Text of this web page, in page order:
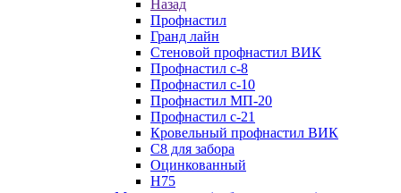
Назад
Профнастил
Гранд лайн
Стеновой профнастил ВИК
Профнастил с-8
Профнастил с-10
Профнастил МП-20
Профнастил с-21
Кровельный профнастил ВИК
С8 для забора
Оцинкованный
Н75